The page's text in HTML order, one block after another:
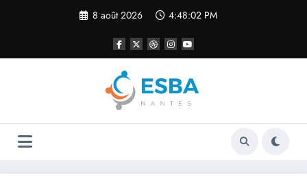
8 août 2026 4:48:03 PM